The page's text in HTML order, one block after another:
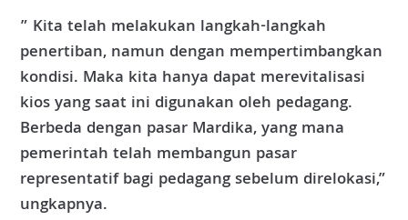
” Kita telah melakukan langkah-langkah
penertiban, namun dengan mempertimbangkan
kondisi. Maka kita hanya dapat merevitalisasi
kios yang saat ini digunakan oleh pedagang.
Berbeda dengan pasar Mardika, yang mana
pemerintah telah membangun pasar
representatif bagi pedagang sebelum direlokasi,”
ungkapnya.